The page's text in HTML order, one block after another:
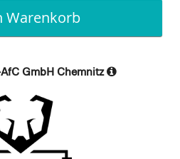
Warenkorb
AfC GmbH Chemnitz